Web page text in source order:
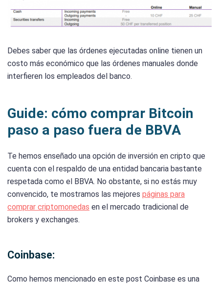
Debes saber que las órdenes ejecutadas online tienen un
costo más económico que las órdenes manuales donde
interfieren los empleados del banco.
Guide: cómo comprar Bitcoin
paso a paso fuera de BBVA
Te hemos enseñado una opción de inversión en cripto que
cuenta con el respaldo de una entidad bancaria bastante
respetada como el BBVA. No obstante, si no estás muy
convencido, te mostramos las mejores páginas para
comprar criptomonedas en el mercado tradicional de
brokers y exchanges.
Coinbase:
Como hemos mencionado en este post Coinbase es una